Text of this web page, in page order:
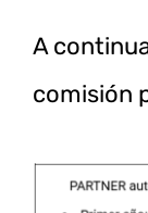
A
comisión